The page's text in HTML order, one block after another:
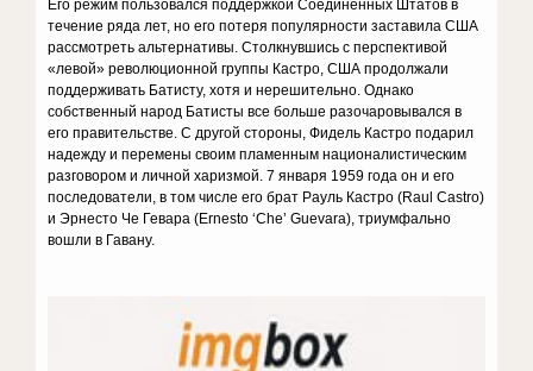
Его режим пользовался поддержкой Соединенных Штатов в
течение ряда лет, но его потеря популярности заставила США
рассмотреть альтернативы. Столкнувшись с перспективой
«левой» революционной группы Кастро, США продолжали
поддерживать Батисту, хотя и нерешительно. Однако
собственный народ Батисты все больше разочаровывался в
его правительстве. С другой стороны, Фидель Кастро подарил
надежду и перемены своим пламенным националистическим
разговором и личной харизмой. 7 января 1959 года он и его
последователи, в том числе его брат Рауль Кастро (Raul Castro)
и Эрнесто Че Гевара (Ernesto ‘Che’ Guevara), триумфально
вошли в Гавану.